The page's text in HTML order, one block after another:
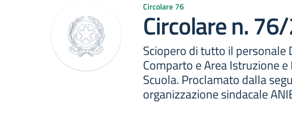
Circolare 76
Circolare n.
Sciopero di tutto il personale
Comparto e Area Istruzione e
Scuola. Proclamato dalla
organizzazione sindacale